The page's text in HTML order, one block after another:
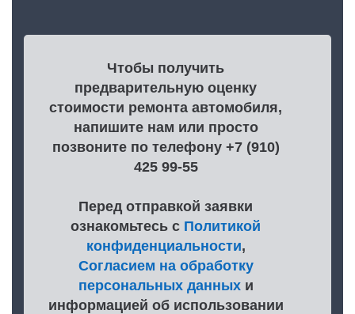
Чтобы получить
предварительную оценку
стоимости ремонта автомобиля,
напишите нам или просто
позвоните по телефону +7 (910)
425 99-55
Перед отправкой заявки
ознакомьтесь с Политикой
конфиденциальности,
Согласием на обработку
персональных данныхи
информацией об использовании